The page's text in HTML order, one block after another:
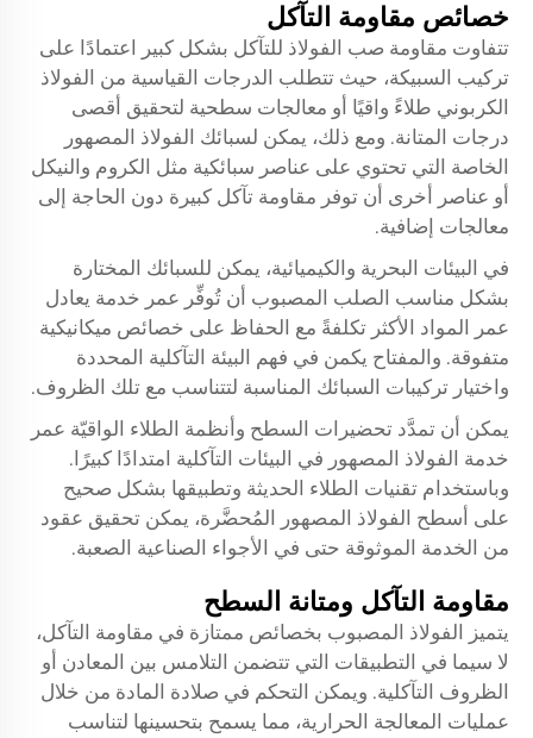
خصائص مقاومة التآكل
تتفاوت مقاومة صب الفولاذ للتآكل بشكل كبير اعتمادًا على
تركيب السبيكة، حيث تتطلب الدرجات القياسية من الفولاذ
الكربوني طلاءً واقيًا أو معالجات سطحية لتحقيق أقصى
درجات المتانة. ومع ذلك، يمكن لسبائك الفولاذ المصهور
الخاصة التي تحتوي على عناصر سبائكية مثل الكروم والنيكل
أو عناصر أخرى أن توفر مقاومة تآكل كبيرة دون الحاجة إلى
معالجات إضافية.
في البيئات البحرية والكيميائية، يمكن للسبائك المختارة
بشكل مناسب الصلب المصبوب أن تُوفِّر عمر خدمة يعادل
عمر المواد الأكثر تكلفةً مع الحفاظ على خصائص ميكانيكية
متفوقة. والمفتاح يكمن في فهم البيئة التآكلية المحددة
واختيار تركيبات السبائك المناسبة لتتناسب مع تلك الظروف.
يمكن أن تمدَّد تحضيرات السطح وأنظمة الطلاء الواقيّة عمر
خدمة الفولاذ المصهور في البيئات التآكلية امتدادًا كبيرًا.
وباستخدام تقنيات الطلاء الحديثة وتطبيقها بشكل صحيح
على أسطح الفولاذ المصهور المُحضَّرة، يمكن تحقيق عقود
من الخدمة الموثوقة حتى في الأجواء الصناعية الصعبة.
مقاومة التآكل ومتانة السطح
يتميز الفولاذ المصبوب بخصائص ممتازة في مقاومة التآكل،
لا سيما في التطبيقات التي تتضمن التلامس بين المعادن أو
الظروف التآكلية. ويمكن التحكم في صلادة المادة من خلال
عمليات المعالجة الحرارية، مما يسمح بتحسينها لتناسب